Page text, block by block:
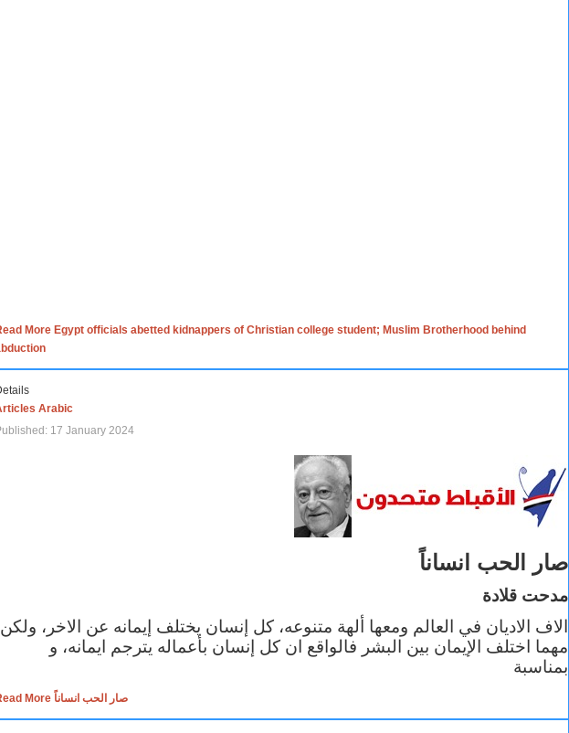
More Egypt officials abetted kidnappers of Christian college student; Muslim Brotherhood behind
Arabic
17 January 2024
صار الحب انساناً
مدحت قلادة
الاف الاديان في العالم ومعها ألهة متنوعه، كل إنسان يختلف إيمانه عن الاخر، ولكن
مهما اختلف الإيمان بين البشر فالواقع ان كل إنسان بأعماله يترجم ايمانه، و
بمناسبة
Read More صار الحب انساناً